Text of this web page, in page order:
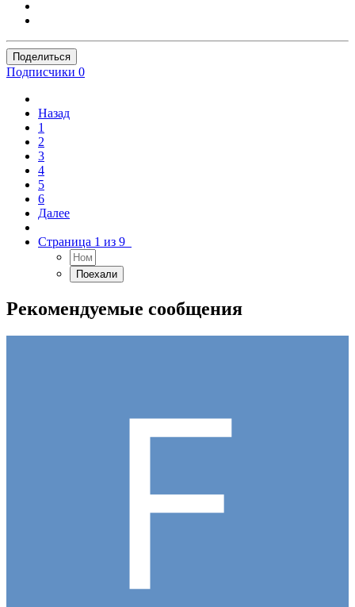
Поделиться
Подписчики 0
Назад
1
2
3
4
5
6
Далее
Страница 1 из 9
Рекомендуемые сообщения